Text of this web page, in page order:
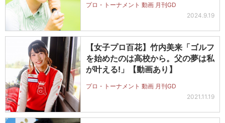
プロ・トーナメント 動画 月刊GD
2024.9.19
【女子プロ百花】竹内美来「ゴルフ
を始めたのは高校から。父の夢は私
が叶える!」【動画あり】
プロ・トーナメント 動画 月刊GD
2021.11.19